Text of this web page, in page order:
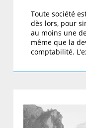
Toute société
dès lors, pour
au moins une
même que la
comptabilité.